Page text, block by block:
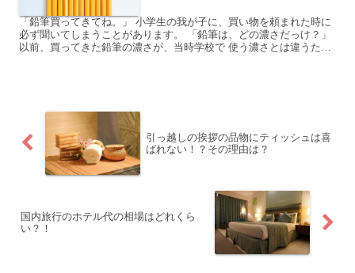
「鉛筆買ってきてね。」 小学生の我が子に、買い物を頼まれた時に
必ず聞いてしまうことがあります。 「鉛筆は、どの濃さだっけ？」
以前、買ってきた鉛筆の濃さが、当時学校で 使う濃さとは違うた
引っ越しの挨拶の品物にティッシュは喜
ばれない！？その理由は？
国内旅行のホテル代の相場はどれくら
い？！